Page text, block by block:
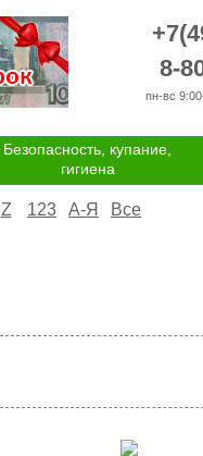
8-
пн-вс
Безопасность, купание,
гигиена
Z 123 А-Я Все